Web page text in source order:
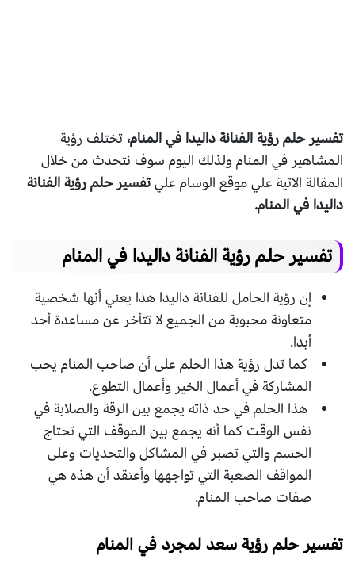
تفسير حلم رؤية الفنانة داليدا في المنام، تختلف رؤية
المشاهير في المنام ولذلك اليوم سوف نتحدث من خلال
المقالة الاتية علي موقع الوسام عليتفسير حلم رؤية الفنانة
داليدا في المنام.
تفسير حلم رؤية الفنانة داليدا في المنام
إن رؤية الحامل للفنانة داليدا هذا يعني أنها شخصية
متعاونة محبوبة من الجميع لا تتأخر عن مساعدة أحد
أبدا.
كما تدل رؤية هذا الحلم على أن صاحب المنام يحب
المشاركة في أعمال الخير وأعمال التطوع.
هذا الحلم في حد ذاته يجمع بين الرقة والصلابة في
نفس الوقت كما أنه يجمع بين الموقف التي تحتاج
الحسم والتي تصبر في المشاكل والتحديات وعلى
المواقف الصعبة التي تواجهها وأعتقد أن هذه هي
صفات صاحب المنام.
تفسير حلم رؤية سعد لمجرد في المنام